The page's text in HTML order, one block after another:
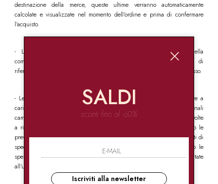
destinazione della merce, queste ultime verranno automaticamente
calcolate e visualizzate nel momento dell'ordine e prima di confermare
l'acquisto.
- L’utente verrà informato della spedizione mediante e-mail; nella
comunicazione saranno indicati i prodotti spediti e il numero di
riferimento del pacco onde consentire la costante tracciabilità dello stesso.
- Le spese di spedizione e di reso potranno eccezionalmente essere a
carico di Gold srls, ove quest’ultima abbia intrapreso occasionali
campagne promozionali – comunicate con appositi banner nel sito - volte
a ridurre o a escludere costi ulteriori per gli acquirenti. In tal caso le
previsioni delle presenti condizioni generali in tema di accollo dei costi di
spedizione o restituzione devono intendersi derogate. In ogni caso le
spese di spedizione per errori imputabili a Gold Srls non saranno imputate
all’utente.
SALDI
sconti fino al -60%
Iscriviti alla newsletter